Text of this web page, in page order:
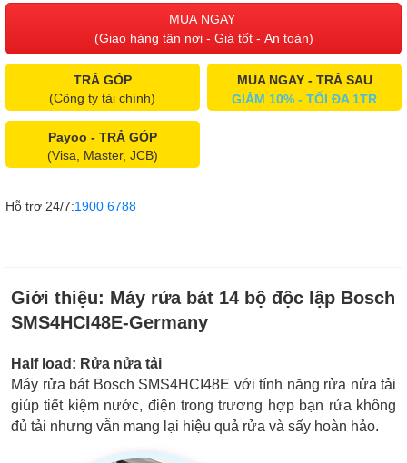
MUA NGAY
(Giao hàng tận nơi - Giá tốt - An toàn)
TRẢ GÓP
(Công ty tài chính)
MUA NGAY - TRẢ SAU
GIẢM 10% - TỐI ĐA 1TR
Payoo - TRẢ GÓP
(Visa, Master, JCB)
Hỗ trợ 24/7:1900 6788
Giới thiệu: Máy rửa bát 14 bộ độc lập Bosch
SMS4HCI48E-Germany
Half load: Rửa nửa tải
Máy rửa bát Bosch SMS4HCI48E với tính năng rửa nửa tải
giúp tiết kiệm nước, điện trong trương hợp bạn rửa không
đủ tải nhưng vẫn mang lại hiệu quả rửa và sấy hoàn hảo.